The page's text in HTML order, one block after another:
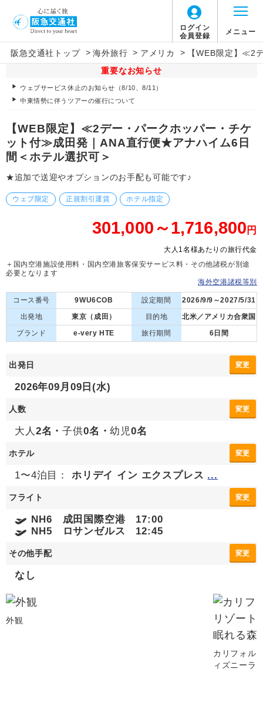
ログイン
会員登録
メニュー
阪急交通社トップ > 海外旅行 > アメリカ >
【WEB限定】≪2
重要なお知らせ
ウェブサービス休止のお知らせ（8/10、8/11）
中東情勢に伴うツアーの催行について
【WEB限定】≪2デー・パークホッパー・チケ
ット付≫成田発｜ANA直行便★アナハイム6日
間＜ホテル選択可＞
★追加で送迎やオプションのお手配も可能です♪
ウェブ限定 正規割引運賃 ホテル指定
301,000～1,716,800 円
大人1名様あたりの旅行代金
＋国内空港施設使用料・国内空港旅客保安サービス料・その他諸税が別途
必要となります
海外空港諸税等別
コース番号 9WU6COB 設定期間
2026/9/9～2027/5/31
出発地
東京（成田） 目的地
北米／アメリカ合衆国
ブランド
e-very HTE 旅行期間 6日間
出発日 変更
2026年09月09日(水)
人数 変更
大人 2名・子供0名・幼児0名
ホテル 変更
1〜4泊目： ホリデイ イン エクスプレス ...
フライト 変更
NH6 成田国際空港 17:00
NH5 ロサンゼルス 12:45
その他手配 変更
なし
外観
カリフォル
ィズニーラ